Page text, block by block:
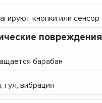
кнопки или сенсор
повреждения
барабан
гул, вибрация